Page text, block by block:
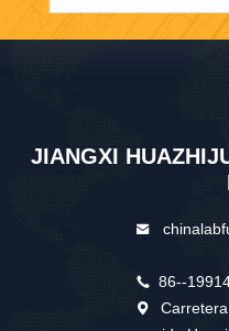
JIANGXI
86--